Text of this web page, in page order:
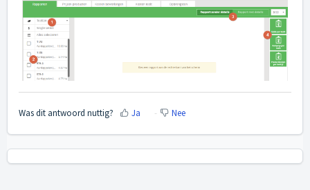
Was dit antwoord nuttig? Ja Nee